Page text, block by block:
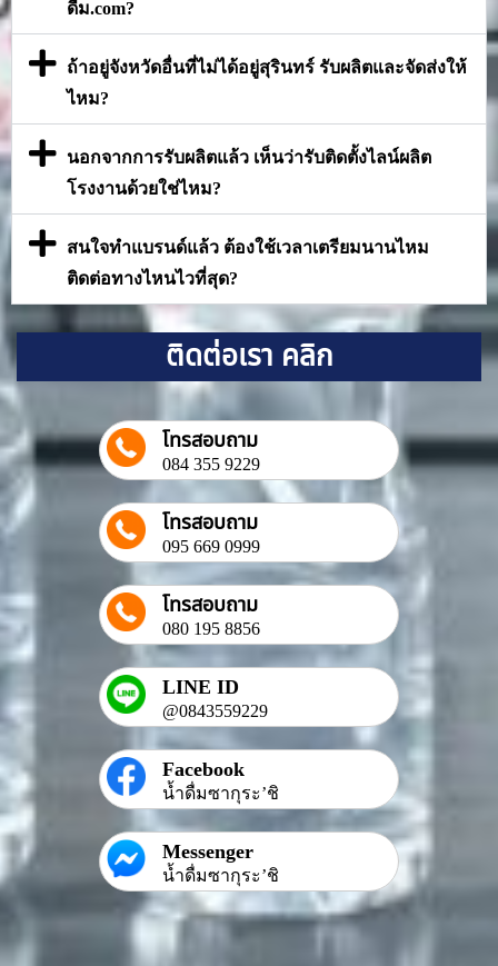
ดื่ม.com?
ถ้าอยู่จังหวัดอื่นที่ไม่ได้อยู่สุรินทร์ รับผลิตและจัดส่งให้
ไหม?
นอกจากการรับผลิตแล้ว เห็นว่ารับติดตั้งไลน์ผลิต
โรงงานด้วยใช่ไหม?
สนใจทำแบรนด์แล้ว ต้องใช้เวลาเตรียมนานไหม
ติดต่อทางไหนไวที่สุด?
ติดต่อเรา คลิก
โทรสอบถาม
084 355 9229
โทรสอบถาม
095 669 0999
โทรสอบถาม
080 195 8856
LINE ID
@0843559229
Facebook
น้ำดื่มซากุระ’ชิ
Messenger
น้ำดื่มซากุระ’ชิ